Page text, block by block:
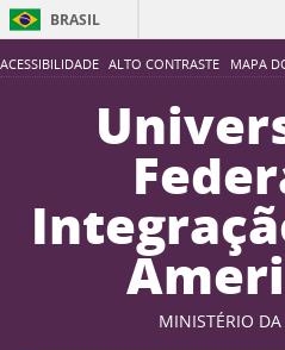
ACESSIBILIDADE ALTO CONTRASTE MAPA
BRASIL
MINISTÉRIO